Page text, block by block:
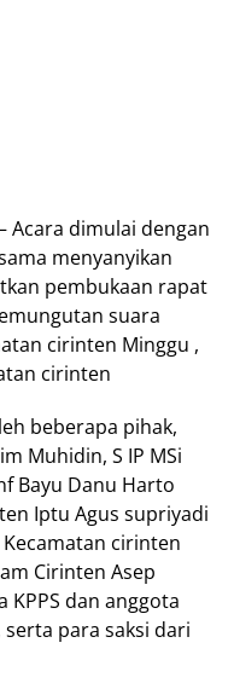
Acara dimulai dengan
menyanyikan
pembukaan rapat
suara
cirinten Minggu ,
cirinten
beberapa pihak,
Muhidin, S IP MSi
Bayu Danu Harto
Iptu Agus supriyadi
cirinten
Cirinten Asep
dan anggota
para saksi dari